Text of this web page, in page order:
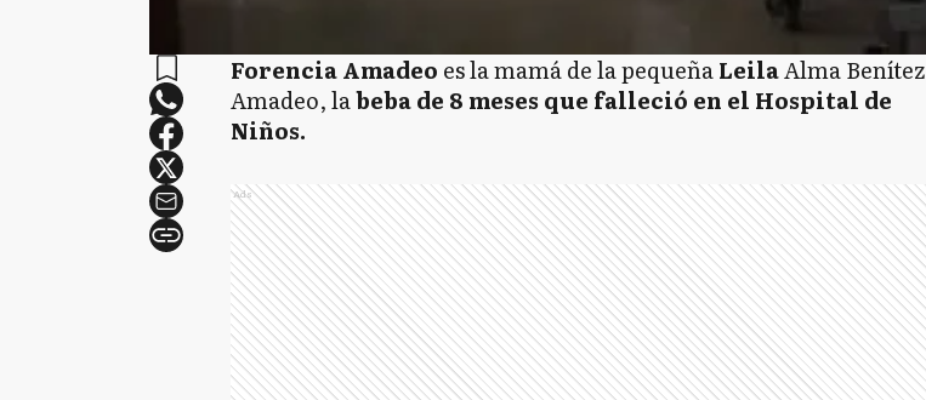
Forencia Amadeo es la mamá de la pequeñaLeilaAlma Benítez
Amadeo, labeba de 8 meses que falleció en el Hospital de
Niños.
Ads